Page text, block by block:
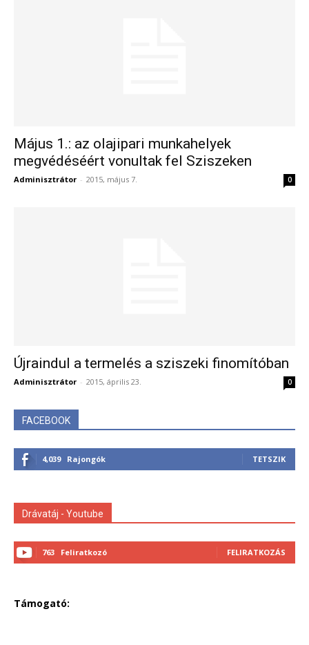
Május 1.: az olajipari munkahelyek
megvédéséért vonultak fel Sziszeken
Adminisztrátor - 2015, május 7. 0
Újraindul a termelés a sziszeki finomítóban
Adminisztrátor - 2015, április 23. 0
FACEBOOK
4,039 Rajongók TETSZIK
Drávatáj - Youtube
763 Feliratkozó FELIRATKOZÁS
Támogató: